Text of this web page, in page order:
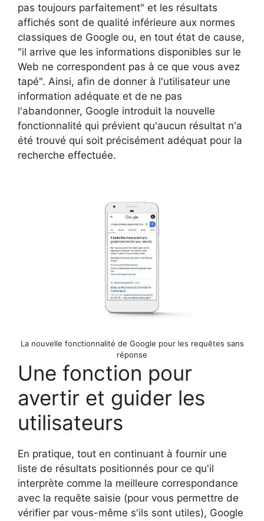
pas toujours parfaitement" et les résultats
affichés sont de qualité inférieure aux normes
classiques de Google ou, en tout état de cause,
"il arrive que les informations disponibles sur le
Web ne correspondent pas à ce que vous avez
tapé". Ainsi, afin de donner à l'utilisateur une
information adéquate et de ne pas
l'abandonner, Google introduit la nouvelle
fonctionnalité qui prévient qu'aucun résultat n'a
été trouvé qui soit précisément adéquat pour la
recherche effectuée.
La nouvelle fonctionnalité de Google pour les requêtes sans
réponse
Une fonction pour
avertir et guider les
utilisateurs
En pratique, tout en continuant à fournir une
liste de résultats positionnés pour ce qu'il
interprète comme la meilleure correspondance
avec la requête saisie (pour vous permettre de
vérifier par vous-même s'ils sont utiles), Google